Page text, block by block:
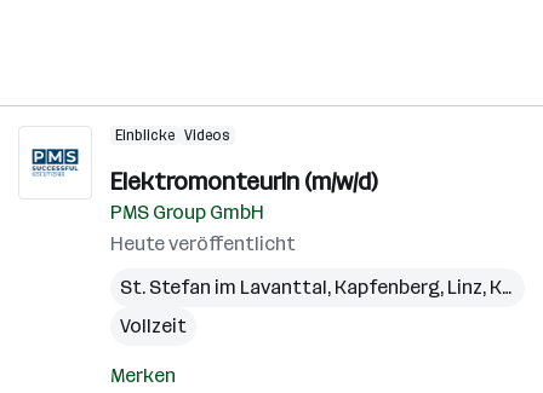
Einblicke Videos
ElektromonteurIn (m/w/d)
PMS Group GmbH
Heute veröffentlicht
St. Stefan im Lavanttal, Kapfenberg, Linz, Kundl
Vollzeit
Merken